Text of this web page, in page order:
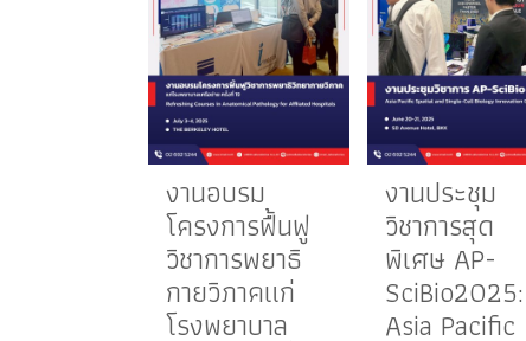
งานอบรม
โครงการฟื้นฟู
วิชาการพยาธิ
กายวิภาคแก่
โรงพยาบาล
งานประชุม
วิชาการสุด
พิเศษ AP-
SciBio2025:
Asia Pacific